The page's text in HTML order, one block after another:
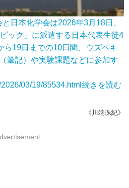
日本化学会は2026年3月18日、
ック」に派遣する日本代表生徒4
ら19日までの10日間、ウズベキ
筆記）や実験課題などに参加す
03/19/85534.html 続きを読む
《川端珠紀》